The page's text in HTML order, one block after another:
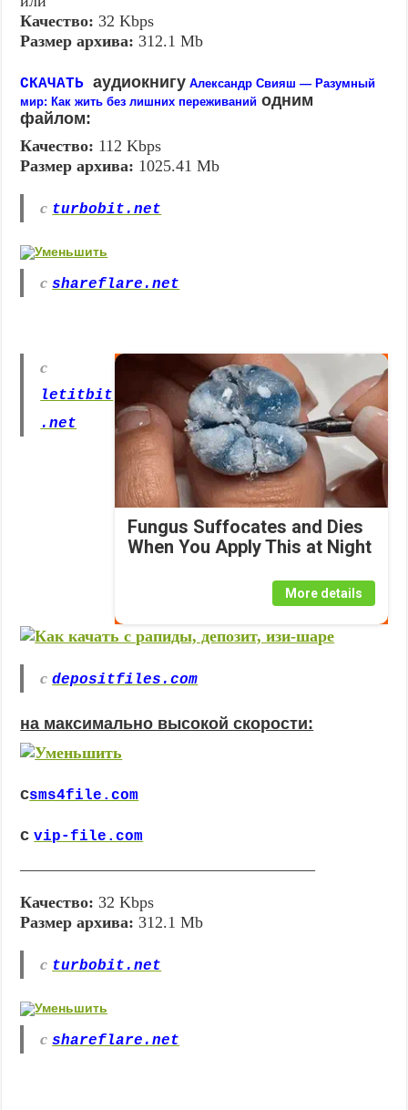
Качество: 32 Kbps
Размер архива: 312.1 Mb
СКАЧАТЬаудиокнигу Александр Свияш — Разумный
мир: Как жить без лишних переживаний одним
файлом:
Качество: 112 Kbps
Размер архива: 1025.41 Mb
с turbobit.net
с shareflare.net
Fungus Suffocates and Dies
When You Apply This at Night
More details
с
letitbit
.net
с depositfiles.com
на максимально высокой скорости:
сsms4file.com
с vip-file.com
Качество: 32 Kbps
Размер архива: 312.1 Mb
с turbobit.net
с shareflare.net